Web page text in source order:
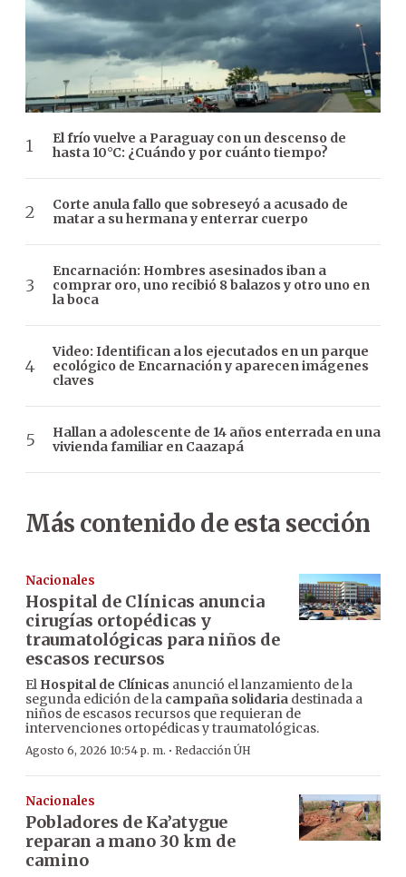
El frío vuelve a Paraguay con un descenso de
hasta 10°C: ¿Cuándo y por cuánto tiempo?
Corte anula fallo que sobreseyó a acusado de
matar a su hermana y enterrar cuerpo
Encarnación: Hombres asesinados iban a
comprar oro, uno recibió 8 balazos y otro uno en
la boca
Video: Identifican a los ejecutados en un parque
ecológico de Encarnación y aparecen imágenes
claves
Hallan a adolescente de 14 años enterrada en una
vivienda familiar en Caazapá
Más contenido de esta sección
Nacionales
Hospital de Clínicas anuncia
cirugías ortopédicas y
traumatológicas para niños de
escasos recursos
El Hospital de Clínicas anunció el lanzamiento de la
segunda edición de la campaña solidaria destinada a
niños de escasos recursos que requieran de
intervenciones ortopédicas y traumatológicas.
Agosto 6, 2026 10:54 p. m. · Redacción ÚH
Nacionales
Pobladores de Ka’atygue
reparan a mano 30 km de
camino